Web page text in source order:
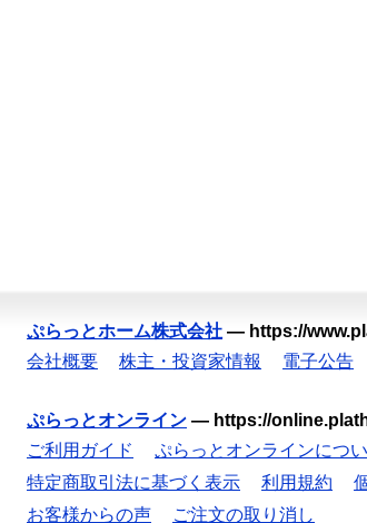
ぷらっとホーム株式会社 — https://
会社概要
株主・投資家情報 電子公告
ぷらっとオンライン — https://
ご利用ガイド
ぷらっとオンラインにつ
特定商取引法に基づく表示
利用規約
お客様からの声
ご注文の取り消し